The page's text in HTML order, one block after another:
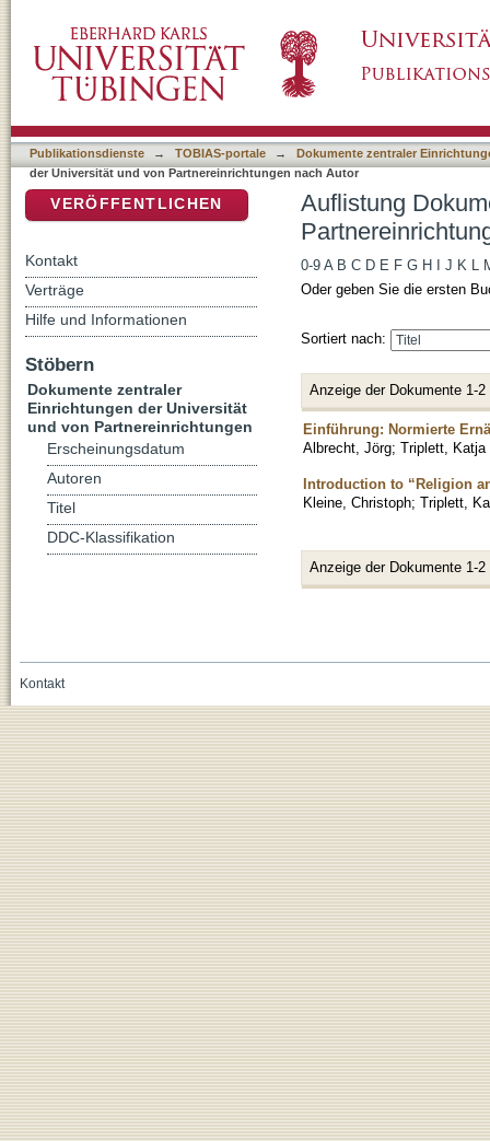
Autor "Triplett, Katja"
Publikationsdienste → TOBIAS-portale →
Dokumente zentraler
der Universität und von Partnereinrichtungen nach Autor
Auflistung
0-9 A B C D E F G H J K L
Oder geben Sie die ersten
Sortiert nach:
Anzeige der Dokumente 1-2
Einführung: Normierte
Albrecht, Jörg; Triplett, Katja
Introduction to “Religion
Kleine, Christoph; Triplett,
Anzeige der Dokumente 1-2
VERÖFFENTLICHEN
Kontakt
Verträge
Hilfe und Informationen
Stöbern
Dokumente zentraler
Einrichtungen der Universität
und von Partnereinrichtungen
Erscheinungsdatum
Autoren
Titel
DDC-Klassifikation
Kontakt